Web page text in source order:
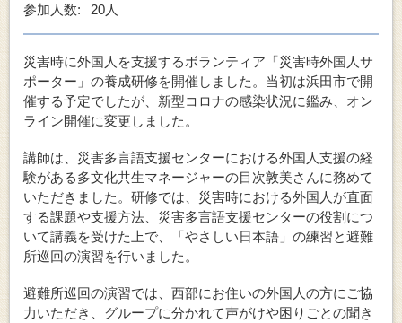
参加人数:
20人
災害時に外国人を支援するボランティア「災害時外国人サ
ポーター」の養成研修を開催しました。当初は浜田市で開
催する予定でしたが、新型コロナの感染状況に鑑み、オン
ライン開催に変更しました。
講師は、災害多言語支援センターにおける外国人支援の経
験がある多文化共生マネージャーの目次敦美さんに務めて
いただきました。研修では、災害時における外国人が直面
する課題や支援方法、災害多言語支援センターの役割につ
いて講義を受けた上で、「やさしい日本語」の練習と避難
所巡回の演習を行いました。
避難所巡回の演習では、西部にお住いの外国人の方にご協
力いただき、グループに分かれて声がけや困りごとの聞き